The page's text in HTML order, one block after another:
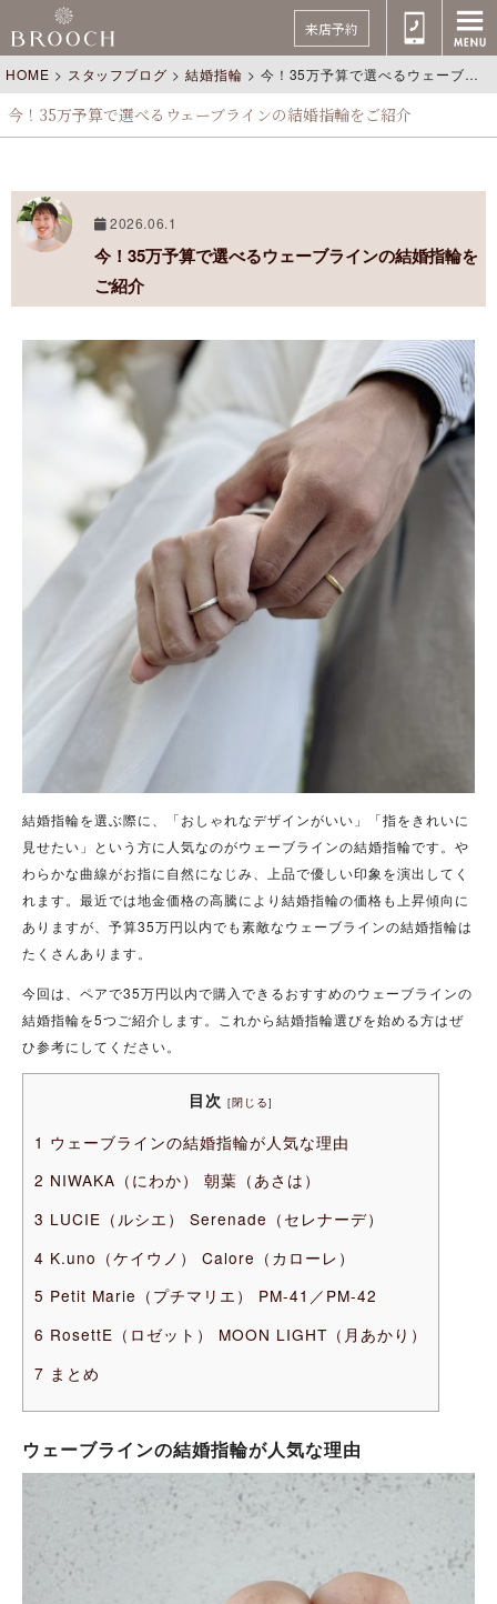
来店予約
HOME > スタッフブログ >結婚指輪 > 今！35万予算で選べるウェーブラインの結婚指輪をご紹介
今！35万予算で選べるウェーブラインの結婚指輪をご紹介
2026.06.1
今！35万予算で選べるウェーブラインの結婚指輪を
ご紹介
結婚指輪を選ぶ際に、「おしゃれなデザインがいい」「指をきれいに
見せたい」という方に人気なのがウェーブラインの結婚指輪です。や
わらかな曲線がお指に自然になじみ、上品で優しい印象を演出してく
れます。最近では地金価格の高騰により結婚指輪の価格も上昇傾向に
ありますが、予算35万円以内でも素敵なウェーブラインの結婚指輪は
たくさんあります。
今回は、ペアで35万円以内で購入できるおすすめのウェーブラインの
結婚指輪を5つご紹介します。これから結婚指輪選びを始める方はぜ
ひ参考にしてください。
目次 [閉じる]
1 ウェーブラインの結婚指輪が人気な理由
2 NIWAKA（にわか） 朝葉（あさは）
3 LUCIE（ルシエ） Serenade（セレナーデ）
4 K.uno（ケイウノ） Calore（カローレ）
5 Petit Marie（プチマリエ） PM-41／PM-42
6 RosettE（ロゼット） MOON LIGHT（月あかり）
7 まとめ
ウェーブラインの結婚指輪が人気な理由